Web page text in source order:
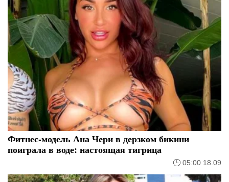
Фитнес-модель Ана Чери в дерзком бикини
поиграла в воде: настоящая тигрица
05:00 18.09